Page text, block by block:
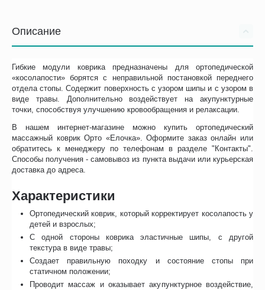
Описание
Гибкие модули коврика предназначены для ортопедической
«косолапости» борятся с неправильной постановкой переднего
отдела стопы. Содержит поверхность с узором шипы и с узором в
виде травы. Дополнительно воздействует на акупунктурные
точки, способствуя улучшению кровообращения и релаксации.
В нашем интернет-магазине можно купить ортопедический
массажный коврик Орто «Елочка». Оформите заказ онлайн или
обратитесь к менеджеру по телефонам в разделе "Контакты".
Способы получения - самовывоз из пункта выдачи или курьерская
доставка до адреса.
Характеристики
Ортопедический коврик, который корректирует косолапость у
детей и взрослых;
С одной стороны коврика эластичные шипы, с другой
текстура в виде травы;
Создает правильную походку и состояние стопы при
статичном положении;
Проводит массаж и оказывает акупунктурное воздействие,